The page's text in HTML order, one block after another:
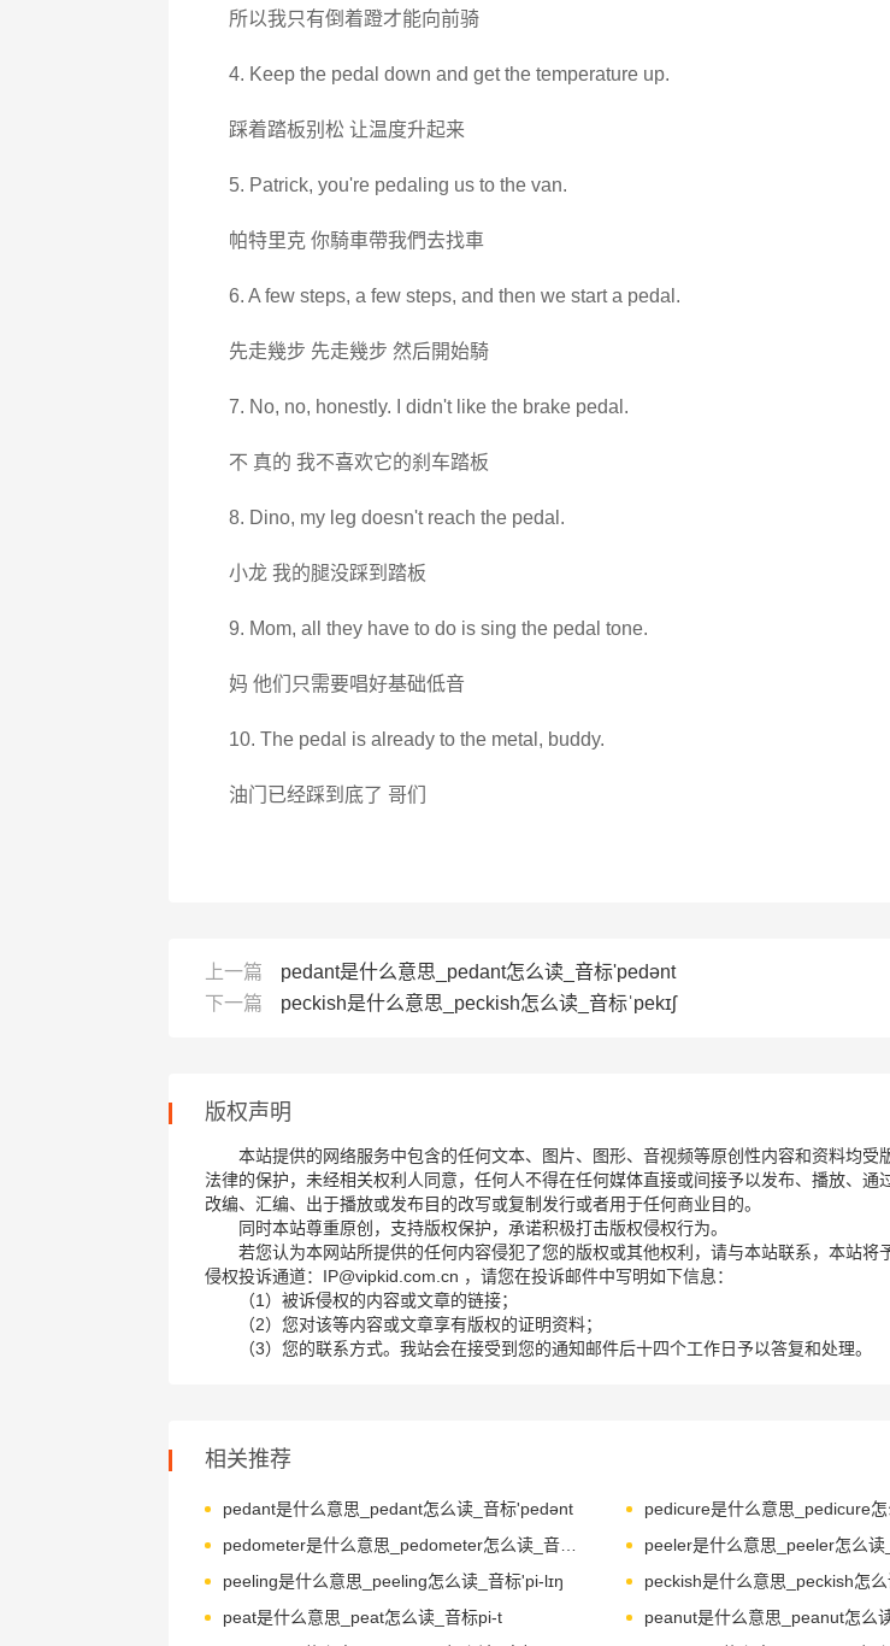
所以我只有倒着蹬才能向前骑
4. Keep the pedal down and get the temperature up.
踩着踏板别松 让温度升起来
5. Patrick, you're pedaling us to the van.
帕特里克 你騎車帶我們去找車
6. A few steps, a few steps, and then we start a pedal.
先走幾步 先走幾步 然后開始騎
7. No, no, honestly. I didn't like the brake pedal.
不 真的 我不喜欢它的刹车踏板
8. Dino, my leg doesn't reach the pedal.
小龙 我的腿没踩到踏板
9. Mom, all they have to do is sing the pedal tone.
妈 他们只需要唱好基础低音
10. The pedal is already to the metal, buddy.
油门已经踩到底了 哥们
上一篇
pedant是什么意思_pedant怎么读_音标'pedәnt
下一篇
peckish是什么意思_peckish怎么读_音标ˈpekɪʃ
版权声明
本站提供的网络服务中包含的任何文本、图片、图形、音视频等原创性内容和资料均受
法律的保护，未经相关权利人同意，任何人不得在任何媒体直接或间接予以发布、播放、通
改编、汇编、出于播放或发布目的改写或复制发行或者用于任何商业目的。
同时本站尊重原创，支持版权保护，承诺积极打击版权侵权行为。
若您认为本网站所提供的任何内容侵犯了您的版权或其他权利，请与本站联系，本站将
侵权投诉通道：IP@vipkid.com.cn ，请您在投诉邮件中写明如下信息：
（1）被诉侵权的内容或文章的链接；
（2）您对该等内容或文章享有版权的证明资料；
（3）您的联系方式。我站会在接受到您的通知邮件后十四个工作日予以答复和处理。
相关推荐
pedant是什么意思_pedant怎么读_音标'pedәnt
pedometer是什么意思_pedometer怎么读_音标peˈdɒmɪtə(r)
peeler是什么意思_peeler怎么读
peeling是什么意思_peeling怎么读_音标'pi-lɪŋ
peckish是什么意思_peckish怎么
peat是什么意思_peat怎么读_音标pi-t
peanut是什么意思_peanut怎么